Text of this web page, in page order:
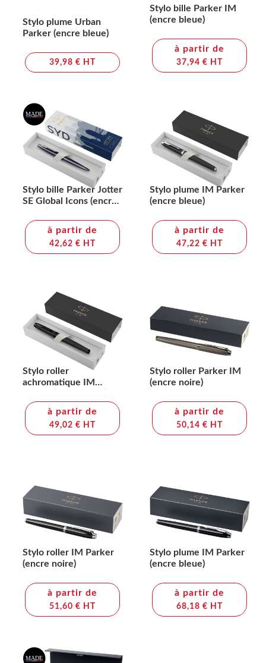
Stylo plume Urban
Parker (encre bleue)
39,98 € HT
Stylo bille Parker IM
(encre bleue)
à partir de
37,94 € HT
Stylo bille Parker Jotter
SE Global Icons (encre
à partir de
42,62 € HT
Stylo plume IM Parker
(encre bleue)
à partir de
47,22 € HT
Stylo roller
achromatique IM
à partir de
49,02 € HT
Stylo roller Parker IM
(encre noire)
à partir de
50,14 € HT
Stylo roller IM Parker
(encre noire)
à partir de
51,60 € HT
Stylo plume IM Parker
(encre bleue)
à partir de
68,18 € HT